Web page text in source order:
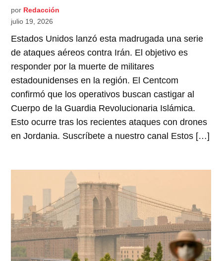
por Redacción
julio 19, 2026
Estados Unidos lanzó esta madrugada una serie
de ataques aéreos contra Irán. El objetivo es
responder por la muerte de militares
estadounidenses en la región. El Centcom
confirmó que los operativos buscan castigar al
Cuerpo de la Guardia Revolucionaria Islámica.
Esto ocurre tras los recientes ataques con drones
en Jordania. Suscríbete a nuestro canal Estos […]